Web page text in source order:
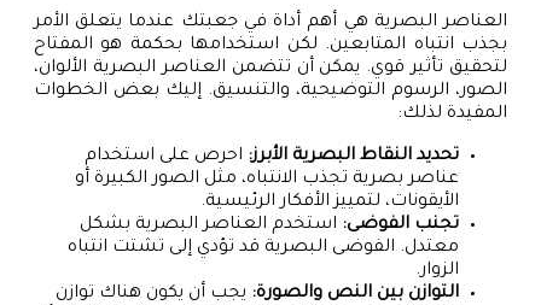
العناصر البصرية هي أهم أداة في جعبتك عندما يتعلق الأمر
بجذب انتباه المتابعين. لكن استخدامها بحكمة هو المفتاح
لتحقيق تأثير قوي. يمكن أن تتضمن العناصر البصرية الألوان،
الصور، الرسوم التوضيحية، والتنسيق. إليك بعض الخطوات
المفيدة لذلك:
تحديد النقاط البصرية الأبرز: احرص على استخدام
عناصر بصرية تجذب الانتباه، مثل الصور الكبيرة أو
الأيقونات، لتمييز الأفكار الرئيسية.
تجنب الفوضى: استخدم العناصر البصرية بشكل
معتدل. الفوضى البصرية قد تؤدي إلى تشتت انتباه
الزوار.
التوازن بين النص والصورة: يجب أن يكون هناك توازن